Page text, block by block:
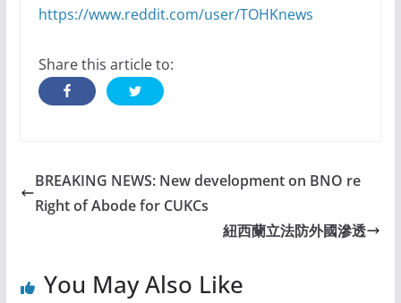
https://www.reddit.com/user/TOHKnews
Share this article to:
BREAKING NEWS: New development on BNO re
Right of Abode for CUKCs
紐西蘭立法防外國滲透
You May Also Like